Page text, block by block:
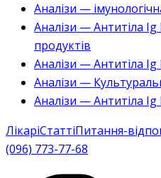
Аналізи —
Аналізи — Антитіла Ig
продуктів
Аналізи — Антитіла Ig
Аналізи —
Аналізи — Антитіла Ig
ЛікаріСтаттіПитання-
(096) 773-77-68